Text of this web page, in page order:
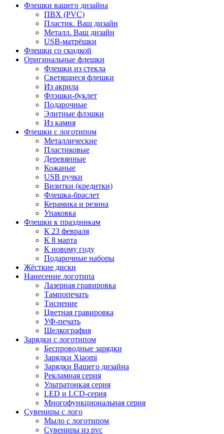
Флешки вашего дизайна
ПВХ (PVC)
Пластик. Ваш дизайн
Металл. Ваш дизайн
USB-матрёшки
Флешки со скидкой
Оригинальные флешки
Флешки из стекла
Светящиеся флешки
Из акрила
Флэшки-буклет
Подарочные
Элитные флэшки
Из камня
Флешки с логотипом
Металлические
Пластиковые
Деревянные
Кожаные
USB ручки
Визитки (кредитки)
Флешка-браслет
Керамика и резина
Упаковка
Флешки к праздникам
К 23 февраля
К 8 марта
К новому году
Подарочные наборы
Жёсткие диски
Нанесение логотипа
Лазерная гравировка
Тампопечать
Тиснение
Цветная гравировка
УФ-печать
Шелкография
Зарядки с логотипом
Беспроводные зарядки
Зарядки Xiaomi
Зарядки Вашего дизайна
Рекламная серия
Ультратонкая серия
LED и LCD-серия
Многофункциональная серия
Сувениры с лого
Мыло с логотипом
Сувениры из pvc